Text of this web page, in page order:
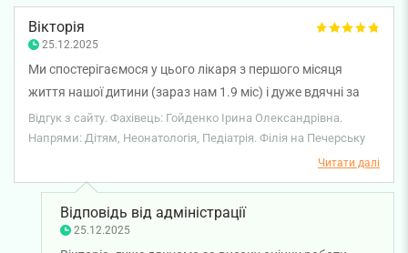
Бажаємо вам міцного здоров'я!
Вікторія
25.12.2025
Ми спостерігаємося у цього лікаря з першого місяця
життя нашої дитини (зараз нам 1.9 міс) і дуже вдячні за
професіоналізм та людяність. Лікар завжди уважна,
спокійна, все детально пояснює зрозумілою мовою, без
відчувається щира турбота про дитину і підтримка для
батьків. Завжди на зв’язку, дає чіткі та обґрунтовані
рекомендації. Ми повністю довіряємо її досвіду і з
Відгук з сайту. Фахівець: Гойденко Ірина Олександрівна.
Напрями: Дітям, Неонатологія, Педіатрія. Філія на Печерську
Читати далі
Відповідь від адміністрації
25.12.2025